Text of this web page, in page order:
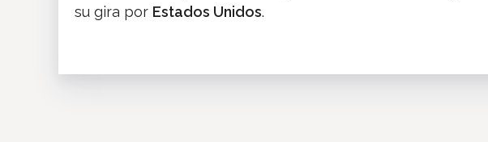
su gira por Estados Unidos.